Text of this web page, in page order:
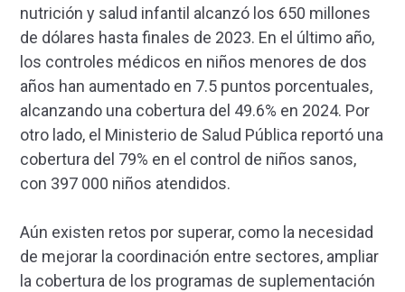
nutrición y salud infantil alcanzó los 650 millones
de dólares hasta finales de 2023​. En el último año,
los controles médicos en niños menores de dos
años han aumentado en 7.5 puntos porcentuales,
alcanzando una cobertura del 49.6% en 2024. Por
otro lado, el Ministerio de Salud Pública reportó una
cobertura del 79% en el control de niños sanos,
con 397 000 niños atendidos.
Aún existen retos por superar, como la necesidad
de mejorar la coordinación entre sectores, ampliar
la cobertura de los programas de suplementación